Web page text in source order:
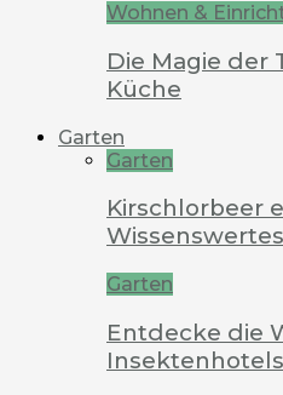
Wohnen &
Die Magie der
Küche
Garten
Garten
Kirschlorbeer
Wissenswertes
Garten
Entdecke die
Insektenhotels